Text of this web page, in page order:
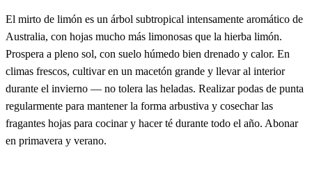
El mirto de limón es un árbol subtropical intensamente aromático de
Australia, con hojas mucho más limonosas que la hierba limón.
Prospera a pleno sol, con suelo húmedo bien drenado y calor. En
climas frescos, cultivar en un macetón grande y llevar al interior
durante el invierno — no tolera las heladas. Realizar podas de punta
regularmente para mantener la forma arbustiva y cosechar las
fragantes hojas para cocinar y hacer té durante todo el año. Abonar
en primavera y verano.